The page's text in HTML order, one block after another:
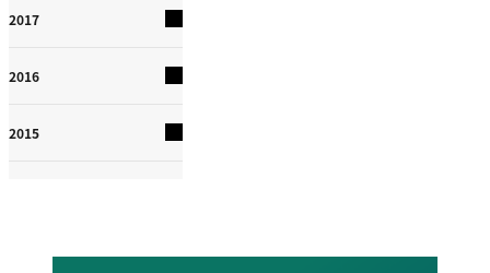
2017
2016
2015